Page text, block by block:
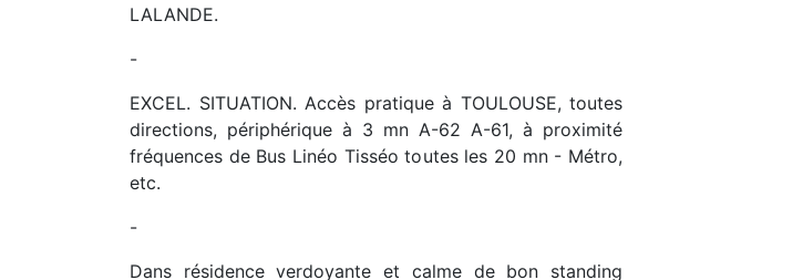
LALANDE.
-
EXCEL. SITUATION. Accès pratique à TOULOUSE, toutes
directions, périphérique à 3 mn A-62 A-61, à proximité
fréquences de Bus Linéo Tisséo toutes les 20 mn - Métro,
etc.
-
Dans résidence verdoyante et calme de bon standing